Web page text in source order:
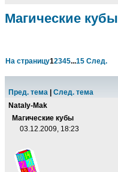
Магические кубы
На страницу12345...15 След.
Пред. тема
След. тема
Nataly-Mak
Магические кубы
03.12.2009, 18:23